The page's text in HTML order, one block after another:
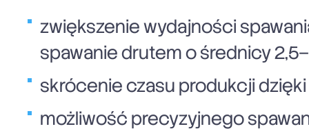
zwiększenie wydajności
spawanie drutem o średnicy
skrócenie czasu produkcji
możliwość precyzyjnego